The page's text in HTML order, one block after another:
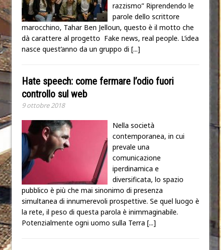
razzismo” Riprendendo le
parole dello scrittore
marocchino, Tahar Ben Jelloun, questo è il motto che
dà carattere al progetto Fake news, real people. L’idea
nasce quest’anno da un gruppo di [...]
Hate speech: come fermare l’odio fuori
controllo sul web
9 ottobre 2018
Nella società
contemporanea, in cui
prevale una
comunicazione
iperdinamica e
diversificata, lo spazio
pubblico è più che mai sinonimo di presenza
simultanea di innumerevoli prospettive. Se quel luogo è
la rete, il peso di questa parola è inimmaginabile.
Potenzialmente ogni uomo sulla Terra [...]